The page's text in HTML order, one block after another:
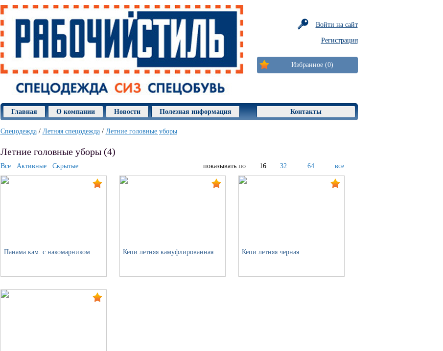
Войти на сайт
Регистрация
Избранное (0)
Главная О компании Новости Полезная информация Контакты
Спецодежда/ Летняя спецодежда/ Летние головные уборы
Летние головные уборы (4)
Все Активные Скрытые все
64
32
16
показывать по
Панама кам. с накомарником Кепи летняя камуфлированная Кепи летняя черная